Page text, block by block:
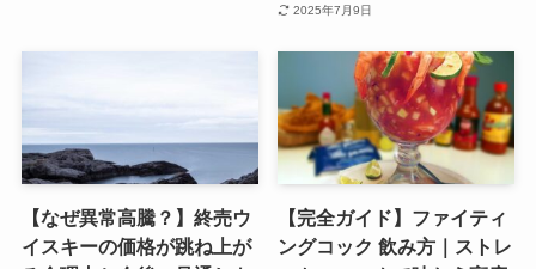
2025年7月9日
【なぜ異常高騰？】終売ウ
イスキーの価格が跳ね上が
【完全ガイド】ファイティ
ングコック 飲み方｜ストレ